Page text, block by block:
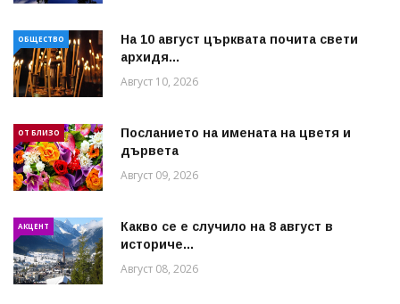
ОБЩЕСТВО
На 10 август църквата почита свети
архидя...
Август 10, 2026
ОТ БЛИЗО
Посланието на имената на цветя и
дървета
Август 09, 2026
АКЦЕНТ
Какво се е случило на 8 август в
историче...
Август 08, 2026